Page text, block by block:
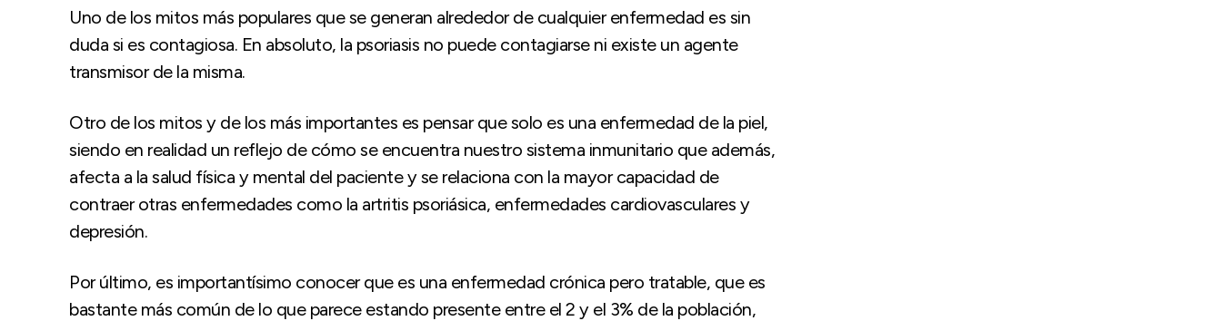
Uno de los mitos más populares que se generan alrededor de cualquier enfermedad es sin
duda si es contagiosa. En absoluto, la psoriasis no puede contagiarse ni existe un agente
transmisor de la misma.
Otro de los mitos y de los más importantes es pensar que solo es una enfermedad de la piel,
siendo en realidad un reflejo de cómo se encuentra nuestro sistema inmunitario que además,
afecta a la salud física y mental del paciente y se relaciona con la mayor capacidad de
contraer otras enfermedades como la artritis psoriásica, enfermedades cardiovasculares y
depresión.
Por último, es importantísimo conocer que es una enfermedad crónica pero tratable, que es
bastante más común de lo que parece estando presente entre el 2 y el 3% de la población,